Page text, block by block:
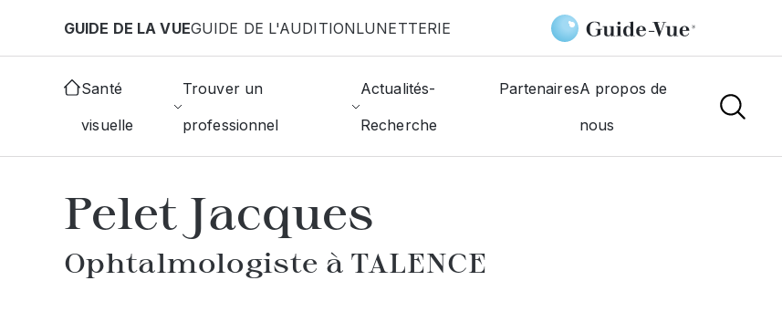
GUIDE DE LA VUEGUIDE DE L'AUDITIONLUNETTERIE
Santé
visuelle
Trouver un
professionnel
Actualités-
Recherche
PartenairesA propos de
nous
Accueil Annuaire des ophtalmologistes Talence Pelet Jacques
Pelet Jacques
Ophtalmologiste à TALENCE